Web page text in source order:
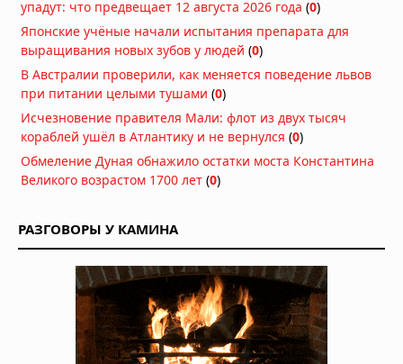
объясняющие его загадочное
поведение
06.08.2026 в 09:26
Ракета SpaceX врезалась в Луну на
скорости 8700 километров в час
06.08.2026 в 09:00
Атмосфера Плутона сжалась на 16
процентов
Куда исчезла вода на Марсе: два
ответа на главную загадку Красной
планеты
04.08.2026 в 11:13
Астероиды: не хаос, а порядок,
выстроенный за миллиарды лет
04.08.2026 в 10:30
упадут: что предвещает 12 августа 2026 года (0)
Японские учёные начали испытания препарата для
выращивания новых зубов у людей (0)
В Австралии проверили, как меняется поведение львов
при питании целыми тушами (0)
Исчезновение правителя Мали: флот из двух тысяч
кораблей ушёл в Атлантику и не вернулся (0)
Обмеление Дуная обнажило остатки моста Константина
Великого возрастом 1700 лет (0)
РАЗГОВОРЫ У КАМИНА